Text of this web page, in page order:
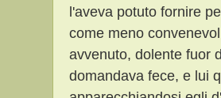
l'aveva potuto fornire
come meno
avvenuto, dolente fuor
domandava fece, e lui